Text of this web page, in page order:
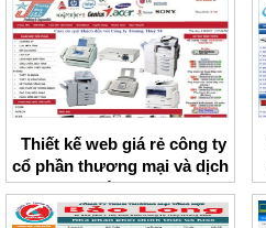
Thiết kế web giá rẻ công ty
cổ phần thương mại và dịch
vụ Trường Thủy